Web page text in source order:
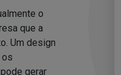
o
que a
Um design
gerar